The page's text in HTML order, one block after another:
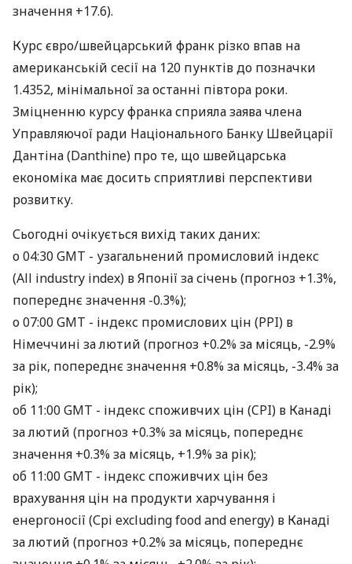
значення +17.6).
Курс євро/швейцарський франк різко впав на
американській сесії на 120 пунктів до позначки
1.4352, мінімальної за останні півтора роки.
Зміцненню курсу франка сприяла заява члена
Управляючої ради Національного Банку Швейцарії
Дантіна (Danthine) про те, що швейцарська
економіка має досить сприятливі перспективи
розвитку.
Сьогодні очікується вихід таких даних:
о 04:30 GMT - узагальнений промисловий індекс
(All industry index) в Японії за січень (прогноз +1.3%,
попереднє значення -0.3%);
о 07:00 GMT - індекс промислових цін (PPI) в
Німеччині за лютий (прогноз +0.2% за місяць, -2.9%
за рік, попереднє значення +0.8% за місяць, -3.4% за
рік);
об 11:00 GMT - індекс споживчих цін (CPI) в Канаді
за лютий (прогноз +0.3% за місяць, попереднє
значення +0.3% за місяць, +1.9% за рік);
об 11:00 GMT - індекс споживчих цін без
врахування цін на продукти харчування і
енергоносії (Сpi excluding food and energy) в Канаді
за лютий (прогноз +0.2% за місяць, попереднє